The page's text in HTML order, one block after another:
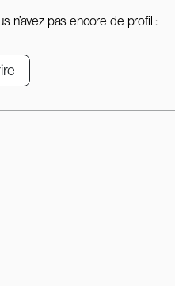
n’avez pas encore de profil :